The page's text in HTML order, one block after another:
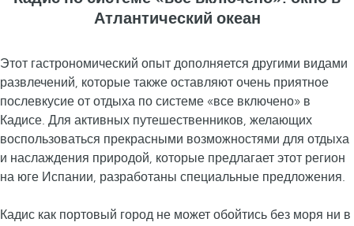
Атлантический океан
Этот гастрономический опыт дополняется другими видами
развлечений, которые также оставляют очень приятное
послевкусие от отдыха по системе «все включено» в
Кадисе. Для активных путешественников, желающих
воспользоваться прекрасными возможностями для отдыха
и наслаждения природой, которые предлагает этот регион
на юге Испании, разработаны специальные предложения.
Кадис как портовый город не может обойтись без моря ни в